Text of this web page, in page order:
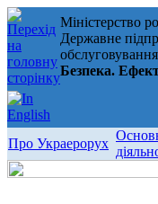
Міністерство
Державне
Безпека.
Про Украерорух